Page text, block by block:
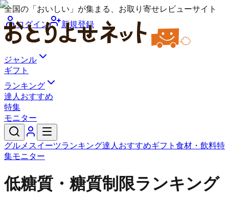
全国の「おいしい」が集まる、お取り寄せレビューサイト
ログイン
新規登録
ジャンル
ギフト
ランキング
達人おすすめ
特集
モニター
グルメ スイーツランキング達人おすすめギフト 食材・飲料特
集モニター
低糖質・糖質制限ランキング